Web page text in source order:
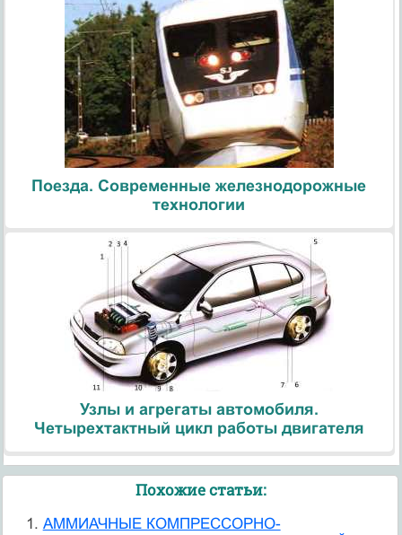
Поезда. Современные железнодорожные
технологии
Узлы и агрегаты автомобиля.
Четырехтактный цикл работы двигателя
Похожие статьи:
АММИАЧНЫЕ КОМПРЕССОРНО-